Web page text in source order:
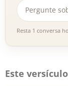
Resta 1 conversa
Este